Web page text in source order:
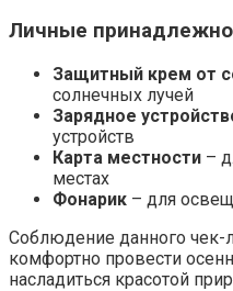
Личные
Защитный крем от
солнечных лучей
Зарядное
устройств
Карта местности –
местах
Фонарик – для
Соблюдение данного чек-
комфортно провести
насладиться красотой